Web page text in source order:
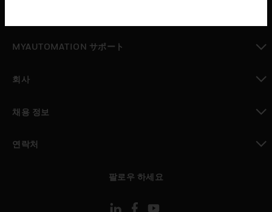
MYAUTOMATION サポート
회사
채용 정보
연락처
팔로우 하세요